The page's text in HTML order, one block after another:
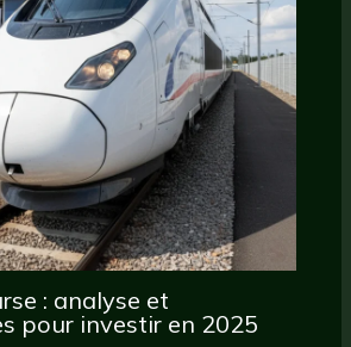
: analyse et
pour investir en 2025